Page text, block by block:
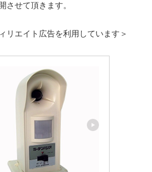
させて頂きます。
リエイト広告を利用しています＞